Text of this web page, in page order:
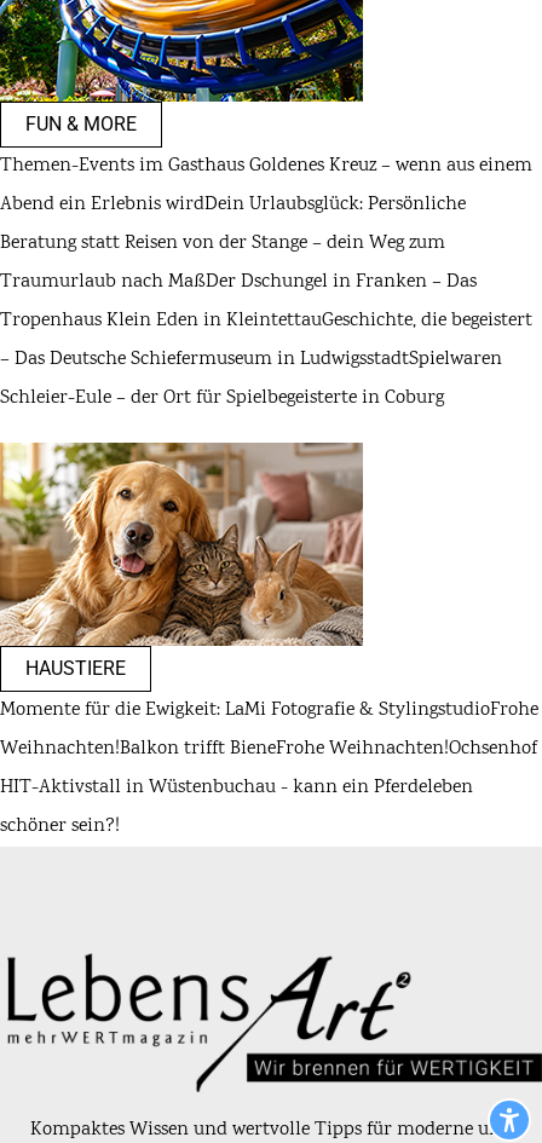
FUN & MORE
Themen-Events im Gasthaus Goldenes Kreuz – wenn aus einem
Abend ein Erlebnis wirdDein Urlaubsglück: Persönliche
Beratung statt Reisen von der Stange – dein Weg zum
Traumurlaub nach MaßDer Dschungel in Franken – Das
Tropenhaus Klein Eden in KleintettauGeschichte, die begeistert
– Das Deutsche Schiefermuseum in LudwigsstadtSpielwaren
Schleier-Eule – der Ort für Spielbegeisterte in Coburg
HAUSTIERE
Momente für die Ewigkeit: LaMi Fotografie & StylingstudioFrohe
Weihnachten!Balkon trifft BieneFrohe Weihnachten!Ochsenhof
HIT-Aktivstall in Wüstenbuchau - kann ein Pferdeleben
schöner sein?!
Kompaktes Wissen und wertvolle Tipps für moderne und